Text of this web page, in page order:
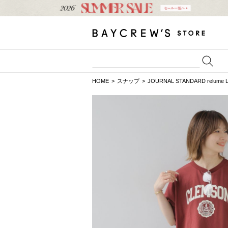
HOME スナップ JOURNAL STANDARD relume